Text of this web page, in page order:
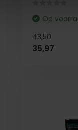
Op
43,50
35,97